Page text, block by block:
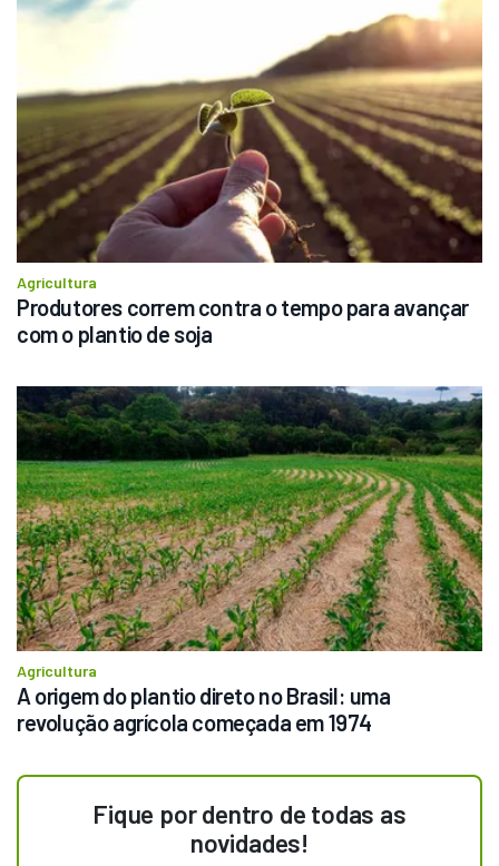
Agricultura
Produtores correm contra o tempo para avançar
com o plantio de soja
Agricultura
A origem do plantio direto no Brasil: uma
revolução agrícola começada em 1974
Fique por dentro de todas as
novidades!